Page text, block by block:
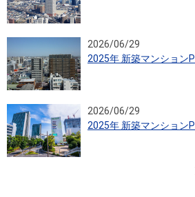
2026/06/29
2025年 新築マンション
2026/06/29
2025年 新築マンション